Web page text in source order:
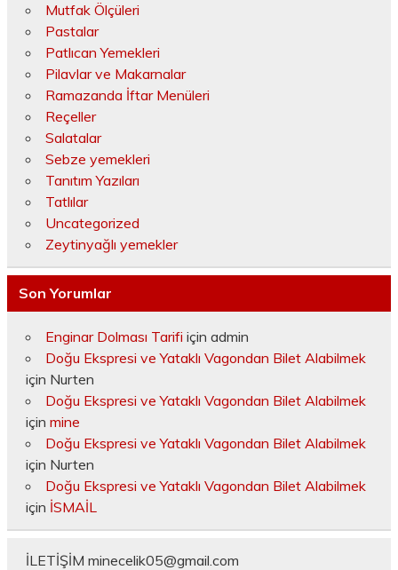
Mutfak Ölçüleri
Pastalar
Patlıcan Yemekleri
Pilavlar ve Makarnalar
Ramazanda İftar Menüleri
Reçeller
Salatalar
Sebze yemekleri
Tanıtım Yazıları
Tatlılar
Uncategorized
Zeytinyağlı yemekler
Son Yorumlar
Enginar Dolması Tarifi için admin
Doğu Ekspresi ve Yataklı Vagondan Bilet Alabilmek
için Nurten
Doğu Ekspresi ve Yataklı Vagondan Bilet Alabilmek
için mine
Doğu Ekspresi ve Yataklı Vagondan Bilet Alabilmek
için Nurten
Doğu Ekspresi ve Yataklı Vagondan Bilet Alabilmek
için İSMAİL
İLETİŞİM minecelik05@gmail.com